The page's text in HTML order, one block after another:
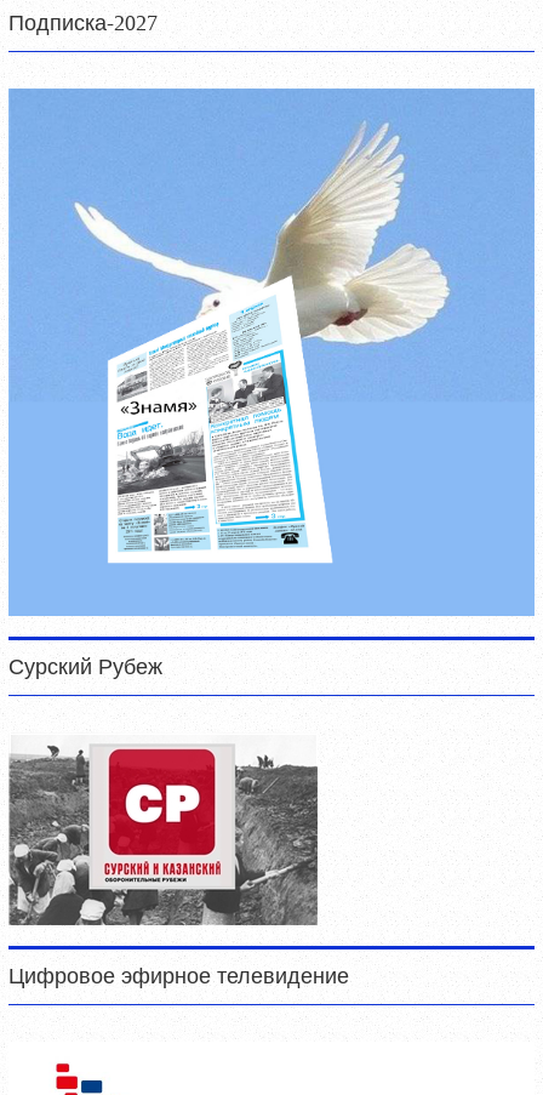
Подписка-2027
Сурский Рубеж
Цифровое эфирное телевидение